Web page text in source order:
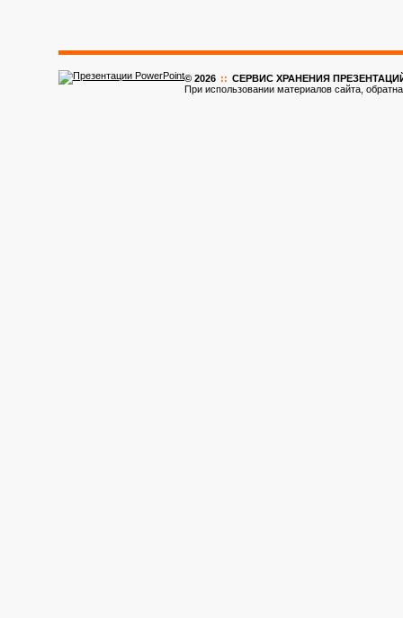
© 2026 :: CЕРВИС ХРАНЕНИЯ ПРЕЗЕНТАЦИЙ
При использовании материалов сайта,